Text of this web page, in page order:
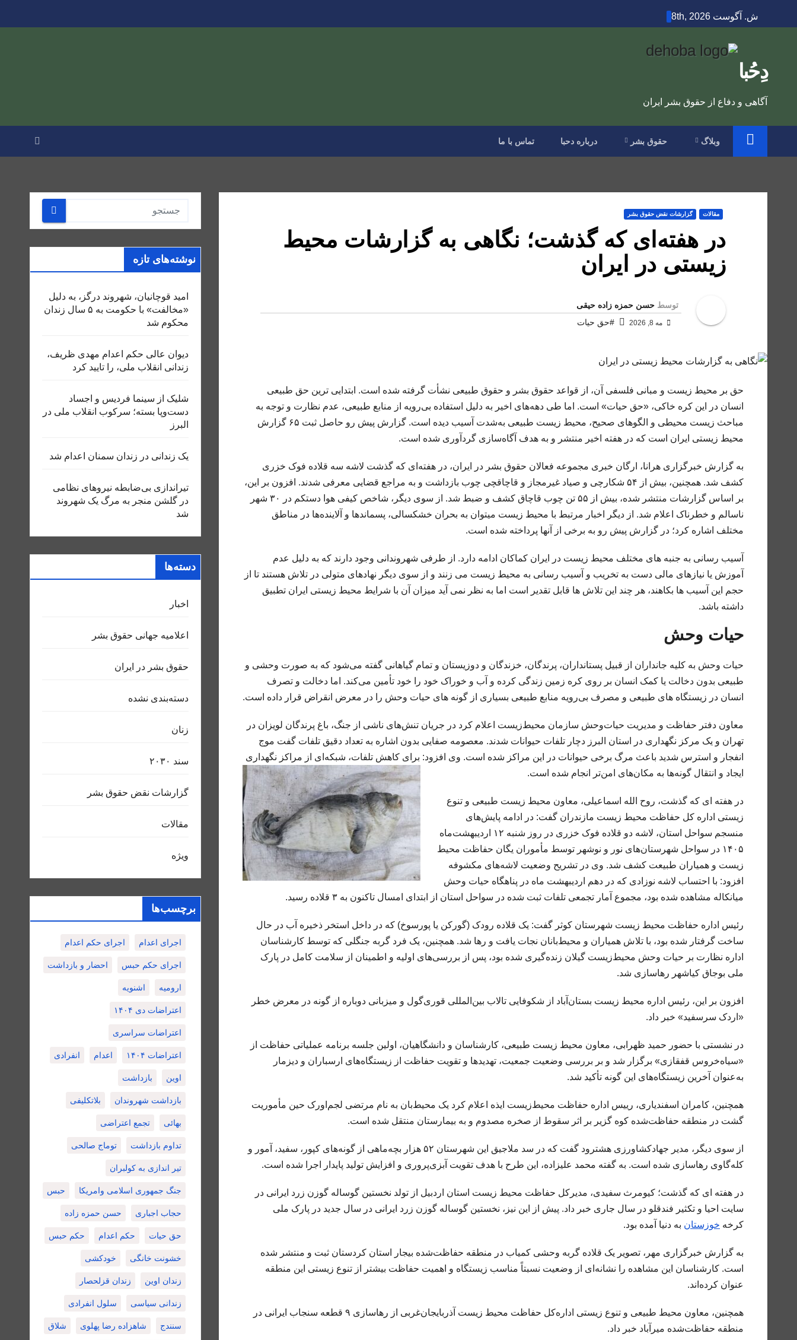
to
ش. آگوست 8th, 2026
دِحُبا
آگاهی و دفاع از حقوق بشر ایران
وبلاگ حقوق بشر درباره دحبا تماس با ما
مقالات گزارشات نقض حقوق بشر
در هفته‌ای که گذشت؛ نگاهی به گزارشات محیط
زیستی در ایران
توسط حسن حمزه زاده حیقی
مه 8, 2026 #حق حیات
حق بر محیط زیست و مبانی فلسفی آن، از قواعد حقوق بشر و حقوق طبیعی نشأت گرفته شده است. ابتدایی ترین حق طبیعی
انسان در این کره خاکی، «حق حیات» است. اما طی دهه‌های اخیر به دلیل استفاده بی‌رویه از منابع طبیعی، عدم نظارت و توجه به
مباحث زیست محیطی و الگوهای صحیح، محیط زیست طبیعی به‌شدت آسیب دیده است. گزارش پیش رو حاصل ثبت ۶۵ گزارش
محیط زیستی ایران است که در هفته‌ اخیر منتشر و به هدف آگاه‌سازی گردآوری شده است.
به گزارش خبرگزاری هرانا، ارگان خبری مجموعه فعالان حقوق بشر در ایران، در هفته‌‌ای که گذشت لاشه سه قلاده فوک خزری
کشف شد. همچنین، بیش از ۵۴ شکارچی و صیاد غیرمجاز و قاچاقچی چوب بازداشت و به مراجع قضایی معرفی شدند. افزون بر این،
بر اساس گزارشات منتشر شده، بیش از ۵۵ تن چوب قاچاق کشف و ضبط شد. از سوی دیگر، شاخص کیفی هوا دستکم در ۳۰ شهر
ناسالم و خطرناک اعلام شد. از دیگر اخبار مرتبط با محیط زیست میتوان به بحران خشکسالی، پسماندها و آلاینده‌ها در مناطق
مختلف اشاره کرد؛ در گزارش پیش رو به برخی از آنها پرداخته شده است.
آسیب رسانی به جنبه های مختلف محیط زیست در ایران کماکان ادامه دارد. از طرفی شهروندانی وجود دارند که به دلیل عدم
آموزش یا نیازهای مالی دست به تخریب و آسیب رسانی به محیط زیست می زنند و از سوی دیگر نهادهای متولی در تلاش هستند تا از
حجم این آسیب ها بکاهند، هر چند این تلاش ها قابل تقدیر است اما به نظر نمی آید میزان آن با شرایط محیط زیستی ایران تطبیق
داشته باشد.
حیات وحش
حیات‌ وحش به کلیه جانداران از قبیل پستانداران، پرندگان، خزندگان و دوزیستان و تمام گیاهانی گفته می‌شود که به صورت وحشی و
طبیعی بدون دخالت یا کمک انسان بر روی کره زمین زندگی کرده و آب و خوراک خود را خود تأمین می‌کند. اما دخالت و تصرف
انسان در زیستگاه های طبیعی و مصرف بی‌رویه منابع طبیعی بسیاری از گونه های حیات وحش را در معرض انقراض قرار داده است.
معاون دفتر حفاظت و مدیریت حیات‌وحش سازمان محیط‌زیست اعلام کرد در جریان تنش‌های ناشی از جنگ، باغ پرندگان لویزان در
تهران و یک مرکز نگهداری در استان البرز دچار تلفات حیوانات شدند. معصومه صفایی بدون اشاره به تعداد دقیق تلفات گفت موج
انفجار و استرس شدید باعث مرگ برخی حیوانات در این مراکز شده است. وی افزود: برای کاهش تلفات، شبکه‌ای از مراکز نگهداری
ایجاد و انتقال گونه‌ها به مکان‌های امن‌تر انجام شده است.
در هفته ای که گذشت، روح الله اسماعیلی، معاون محیط زیست طبیعی و تنوع
زیستی اداره کل حفاظت محیط زیست مازندران گفت: در ادامه پایش‌های
منسجم سواحل استان، لاشه دو قلاده فوک خزری در روز شنبه ۱۲ اردیبهشت‌ماه
۱۴۰۵ در سواحل شهرستان‌های نور و نوشهر توسط مأموران یگان حفاظت محیط
زیست و همیاران طبیعت کشف شد. وی در تشریح وضعیت لاشه‌های مکشوفه
افزود: با احتساب لاشه نوزادی که در دهم اردیبهشت ماه در پناهگاه حیات وحش
میانکاله مشاهده شده بود، مجموع آمار تجمعی تلفات ثبت شده در سواحل استان از ابتدای امسال تاکنون به ۳ قلاده رسید.
رئیس اداره حفاظت محیط زیست شهرستان کوثر گفت: یک قلاده رودک (گورکن یا پورسوخ) که در داخل استخر ذخیره آب در حال
ساخت گرفتار شده بود، با تلاش همیاران و محیط‌بانان نجات یافت و رها شد. همچنین، یک فرد گربه‌ جنگلی که توسط کارشناسان
اداره نظارت بر حیات وحش محیط‌زیست گیلان زنده‌گیری شده بود، پس از بررسی‌های اولیه و اطمینان از سلامت کامل در پارک
ملی بوجاق کیاشهر رهاسازی شد.
افزون بر این، رئیس اداره محیط زیست بستان‌آباد از شکوفایی تالاب بین‌المللی قوری‌گول و میزبانی دوباره از گونه‌ در معرض خطر
«اردک سرسفید» خبر داد.
در نشستی با حضور حمید ظهرابی، معاون محیط زیست طبیعی، کارشناسان و دانشگاهیان، اولین جلسه برنامه عملیاتی حفاظت از
«سیاه‌خروس قفقازی» برگزار شد و بر بررسی وضعیت جمعیت، تهدیدها و تقویت حفاظت از زیستگاه‌های ارسباران و دیزمار
به‌عنوان آخرین زیستگاه‌های این گونه تأکید شد.
همچنین، کامران اسفندیاری، رییس اداره حفاظت محیط‌زیست ایذه اعلام کرد یک محیط‌بان به نام مرتضی لجم‌اورک حین مأموریت
گشت در منطقه حفاظت‌شده کوه گزیر بر اثر سقوط از صخره مصدوم و به بیمارستان منتقل شده است.
از سوی دیگر، مدیر جهادکشاورزی هشترود گفت که در سد ملاجیق این شهرستان ۵۲ هزار بچه‌ماهی از گونه‌های کپور، سفید، آمور و
کله‌گاوی رهاسازی شده است. به گفته محمد علیزاده، این طرح با هدف تقویت آبزی‌پروری و افزایش تولید پایدار اجرا شده است.
در هفته ای که گذشت؛ کیومرث سفیدی، مدیرکل حفاظت محیط زیست استان اردبیل از تولد نخستین گوساله گوزن زرد ایرانی در
سایت احیا و تکثیر فندقلو در سال جاری خبر داد. پیش از این نیز، نخستین گوساله گوزن زرد ایرانی در سال جدید در پارک ملی
کرخه خوزستان به دنیا آمده بود.
به گزارش خبرگزاری مهر، تصویر یک قلاده گربه وحشی کمیاب در منطقه حفاظت‌شده بیجار استان کردستان ثبت و منتشر شده
است. کارشناسان این مشاهده را نشانه‌ای از وضعیت نسبتاً مناسب زیستگاه و اهمیت حفاظت بیشتر از تنوع زیستی این منطقه
عنوان کرده‌اند.
همچنین، معاون محیط طبیعی و تنوع زیستی اداره‌کل حفاظت محیط زیست آذربایجان‌غربی از رهاسازی ۹ قطعه سنجاب ایرانی در
منطقه حفاظت‌شده میرآباد خبر داد.
نوشته‌های تازه
امید قوچانیان، شهروند درگز، به دلیل
«مخالفت» با حکومت به ۵ سال زندان
محکوم شد
دیوان عالی حکم اعدام مهدی ظریف،
زندانی انقلاب ملی، را تایید کرد
شلیک از سینما فردیس و اجساد
دست‌وپا بسته؛ سرکوب انقلاب ملی در
البرز
یک زندانی در زندان سمنان اعدام شد
تیراندازی بی‌ضابطه نیروهای نظامی
در گلشن منجر به مرگ یک شهروند
شد
دسته‌ها
اخبار
اعلاميه جهانی حقوق بشر
حقوق بشر در ایران
دسته‌بندی نشده
زنان
سند ٢٠٣٠
گزارشات نقض حقوق بشر
مقالات
ویژه
برچسب‌ها
اجرای اعدام اجرای حکم اعدام
اجرای حکم حبس احضار و بازداشت
ارومیه اشنویه
اعتراضات دی ۱۴۰۴
اعتراضات سراسری
اعتراضات ۱۴۰۴ اعدام انفرادی
اوین بازداشت
بازداشت شهروندان بلاتکلیفی
بهائی تجمع اعتراضی
تداوم بازداشت توماج صالحی
تیر اندازی به کولبران
جنگ جمهوری اسلامی وامریکا حبس
حجاب اجباری حسن حمزه زاده
حق حیات حکم اعدام حکم حبس
خشونت خانگی خودکشی
زندان اوین زندان قزلحصار
زندانی سیاسی سلول انفرادی
سنندج شاهزاده رضا پهلوی شلاق